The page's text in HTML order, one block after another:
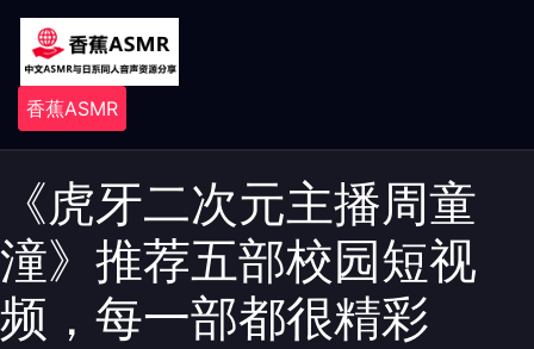
香蕉ASMR
《虎牙二次元主播周童
潼》推荐五部校园短视
频，每一部都很精彩